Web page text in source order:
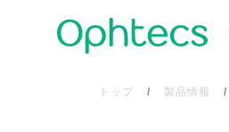
トップ 製品情報